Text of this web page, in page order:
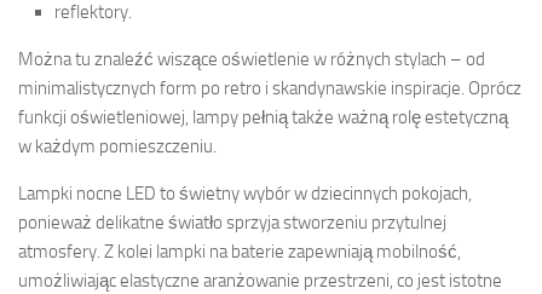
reflektory.
Można tu znaleźć wiszące oświetlenie w różnych stylach – od
minimalistycznych form po retro i skandynawskie inspiracje. Oprócz
funkcji oświetleniowej, lampy pełnią także ważną rolę estetyczną
w każdym pomieszczeniu.
Lampki nocne LED to świetny wybór w dziecinnych pokojach,
ponieważ delikatne światło sprzyja stworzeniu przytulnej
atmosfery. Z kolei lampki na baterie zapewniają mobilność,
umożliwiając elastyczne aranżowanie przestrzeni, co jest istotne